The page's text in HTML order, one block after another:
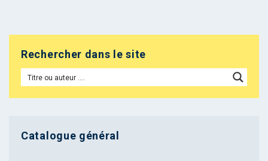
Rechercher dans le site
Catalogue général